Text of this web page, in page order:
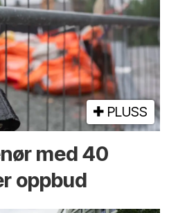
PLUSS
med 40
oppbud